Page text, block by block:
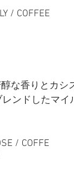
/ COFFEE
な香りとカシ
ンドしたマ
/ COFFE